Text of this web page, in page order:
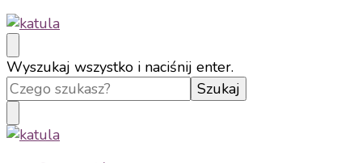
katula
twórz wspomnienia, nie zdjęcia
Szukasz
czegoś?
Wyszukaj wszystko i naciśnij enter.